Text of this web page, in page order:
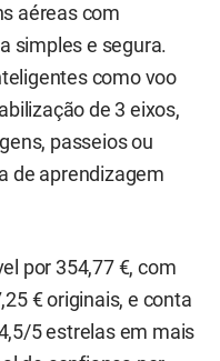
aéreas com
simples e segura.
como voo
de 3 eixos,
passeios ou
de aprendizagem
por 354,77 €, com
€ originais, e conta
5 estrelas em mais